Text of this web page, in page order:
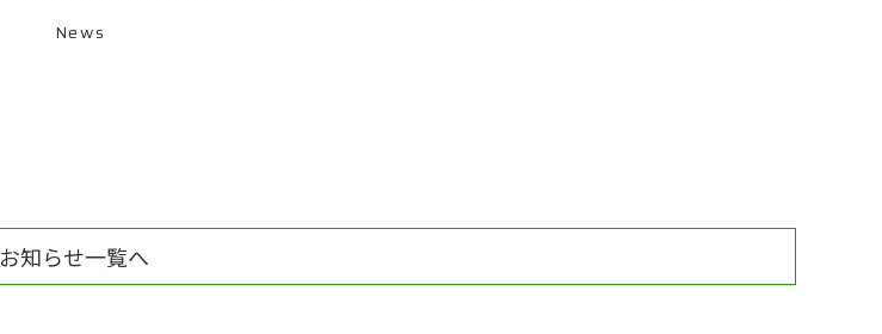
News
お知らせ一覧へ